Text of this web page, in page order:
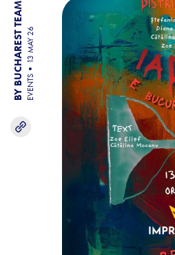
BY BUCHAREST TEAM EVENTS
13 MAY 26